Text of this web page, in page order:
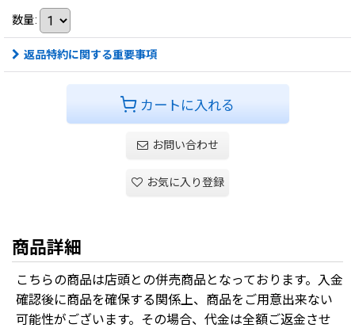
数量:
返品特約に関する重要事項
カートに入れる
お問い合わせ
お気に入り登録
商品詳細
こちらの商品は店頭との併売商品となっております。入金
確認後に商品を確保する関係上、商品をご用意出来ない
可能性がございます。その場合、代金は全額ご返金させ